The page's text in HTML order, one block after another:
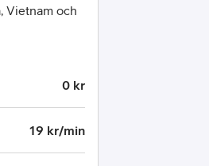
Vietnam och
0 kr
19 kr/min